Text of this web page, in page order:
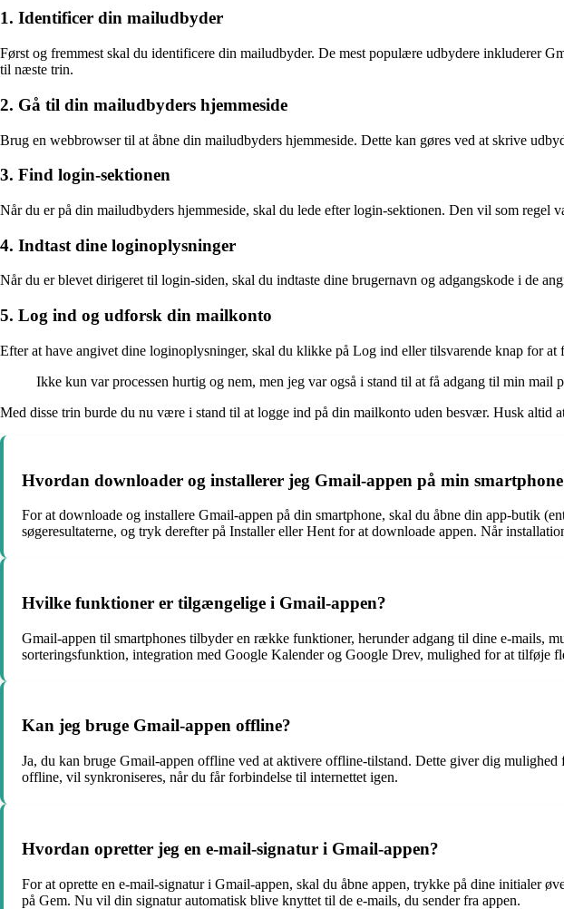
1. Identificer din mailudbyder
Først og fremmest skal du identificere din mailudbyder. De mest populære udbydere inkluderer
til næste trin.
2. Gå til din mailudbyders hjemmeside
Brug en webbrowser til at åbne din mailudbyders hjemmeside. Dette kan gøres ved at skrive
3. Find login-sektionen
Når du er på din mailudbyders hjemmeside, skal du lede efter login-sektionen. Den vil som
4. Indtast dine loginoplysninger
Når du er blevet dirigeret til login-siden, skal du indtaste dine brugernavn og adgangskode i de
5. Log ind og udforsk din mailkonto
Efter at have angivet dine loginoplysninger, skal du klikke på Log ind eller tilsvarende knap for
Ikke kun var processen hurtig og nem, men jeg var også i stand til at få adgang til min
Med disse trin burde du nu være i stand til at logge ind på din mailkonto uden besvær. Husk altid
Hvordan downloader og installerer jeg Gmail-appen på min
For at downloade og installere Gmail-appen på din smartphone, skal du åbne din app-butik
søgeresultaterne, og tryk derefter på Installer eller Hent for at downloade appen. Når
Hvilke funktioner er tilgængelige i Gmail-appen?
Gmail-appen til smartphones tilbyder en række funktioner, herunder adgang til dine e-mails,
sorteringsfunktion, integration med Google Kalender og Google Drev, mulighed for at tilføje
Kan jeg bruge Gmail-appen offline?
Ja, du kan bruge Gmail-appen offline ved at aktivere offline-tilstand. Dette giver dig
offline, vil synkroniseres, når du får forbindelse til internettet igen.
Hvordan opretter jeg en e-mail-signatur i Gmail-appen?
For at oprette en e-mail-signatur i Gmail-appen, skal du åbne appen, trykke på dine
på Gem. Nu vil din signatur automatisk blive knyttet til de e-mails, du sender fra appen.